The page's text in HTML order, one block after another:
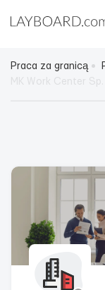
Praca za granicą